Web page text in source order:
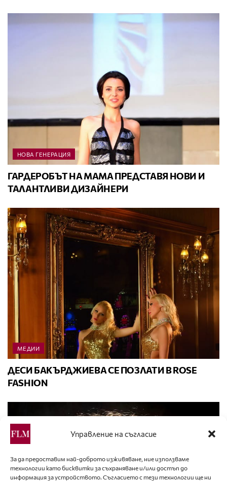
Управление на съгласие
За да предоставим най-доброто изживяване, ние използваме
технологии като бисквитки за съхраняване и/или достъп до
информация за устройството. Съгласието с тези технологии ще ни
НОВА ГЕНЕРАЦИЯ
ГАРДЕРОБЪТ НА МАМА ПРЕДСТАВЯ НОВИ И
ТАЛАНТЛИВИ ДИЗАЙНЕРИ
МЕДИИ
ДЕСИ БАКЪРДЖИЕВА СЕ ПОЗЛАТИ В ROSE
FASHION